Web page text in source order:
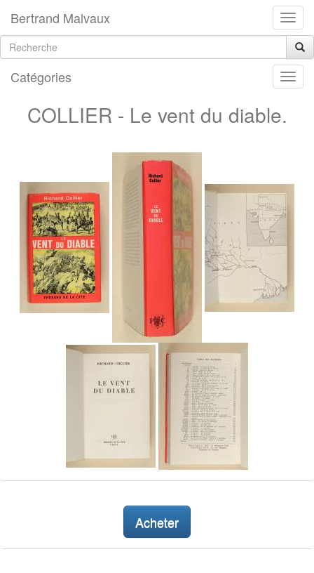
Bertrand Malvaux
Catégories
COLLIER - Le vent du diable.
Acheter